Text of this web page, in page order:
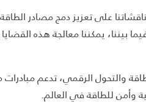
على تعزيز دمج مصادر
بيننا، يمكننا معالجة هذه
والتحول الرقمي، تدعم مبادرات
وأمن للطاقة في العالم.